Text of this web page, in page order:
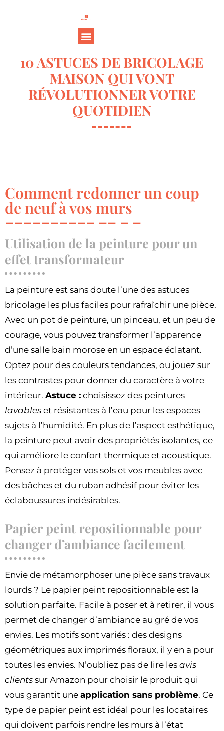
10 ASTUCES DE BRICOLAGE
MAISON QUI VONT
RÉVOLUTIONNER VOTRE
QUOTIDIEN
Comment redonner un coup
de neuf à vos murs
Utilisation de la peinture pour un
effet transformateur
La peinture est sans doute l’une des astuces
bricolage les plus faciles pour rafraîchir une pièce.
Avec un pot de peinture, un pinceau, et un peu de
courage, vous pouvez transformer l’apparence
d’une salle bain morose en un espace éclatant.
Optez pour des couleurs tendances, ou jouez sur
les contrastes pour donner du caractère à votre
intérieur. Astuce : choisissez des peintures
lavables et résistantes à l’eau pour les espaces
sujets à l’humidité. En plus de l’aspect esthétique,
la peinture peut avoir des propriétés isolantes, ce
qui améliore le confort thermique et acoustique.
Pensez à protéger vos sols et vos meubles avec
des bâches et du ruban adhésif pour éviter les
éclaboussures indésirables.
Papier peint repositionnable pour
changer d’ambiance facilement
Envie de métamorphoser une pièce sans travaux
lourds ? Le papier peint repositionnable est la
solution parfaite. Facile à poser et à retirer, il vous
permet de changer d’ambiance au gré de vos
envies. Les motifs sont variés : des designs
géométriques aux imprimés floraux, il y en a pour
toutes les envies. N’oubliez pas de lire les avis
clients sur Amazon pour choisir le produit qui
vous garantit une application sans problème. Ce
type de papier peint est idéal pour les locataires
qui doivent parfois rendre les murs à l’état